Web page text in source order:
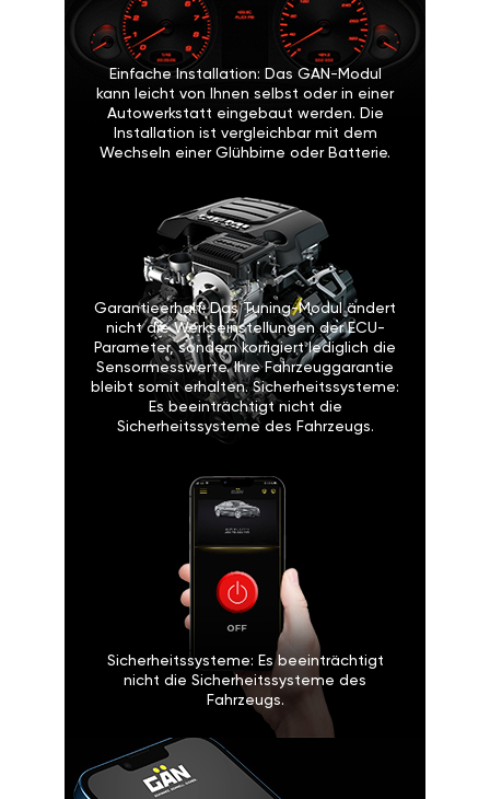
Einfache Installation: Das GAN-Modul
kann leicht von Ihnen selbst oder in einer
Autowerkstatt eingebaut werden. Die
Installation ist vergleichbar mit dem
Wechseln einer Glühbirne oder Batterie.
Garantieerhalt: Das Tuning-Modul ändert
nicht die Werkseinstellungen der ECU-
Parameter, sondern korrigiert lediglich die
Sensormesswerte. Ihre Fahrzeuggarantie
bleibt somit erhalten. Sicherheitssysteme:
Es beeinträchtigt nicht die
Sicherheitssysteme des Fahrzeugs.
Sicherheitssysteme: Es beeinträchtigt
nicht die Sicherheitssysteme des
Fahrzeugs.